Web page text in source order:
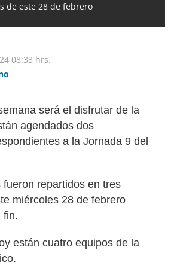
de este 28 de febrero
08:33 hrs.
será el disfrutar de la
agendados dos
a la Jornada 9 del
repartidos en tres
miércoles 28 de febrero
fin.
están cuatro equipos de la